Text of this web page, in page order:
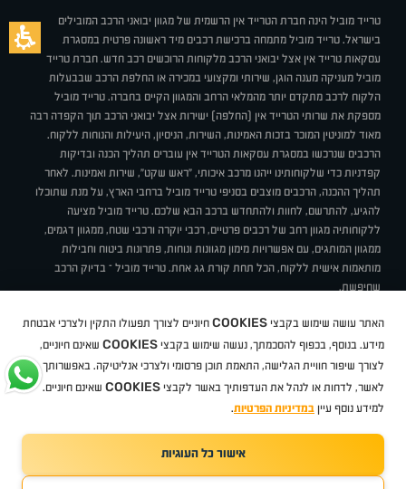
טרייד מוביל הינה חברת הטרייד אין הרשמית של מגוון יבואני הרכב המובילים
בישראל. טרייד מוביל מתמחה ברכישת רכבים מיד ראשונה פרטית במסגרת
עסקאות טרייד אין אצל יבואני הרכב מלקוחות הרוכשים רכב חדש. חברת טרייד
מוביל מעניקה מענה הוגן, שירותי ומקצועי במכירה או החלפת הרכב שבבעלות
הלקוח לרכב מתקדם יותר מהמלאי הרחב והמגוון הקיים בחברה. טרייד מוביל
מספקת את שרותי הטרייד אין (החלפה) ישירות אצל יבואני הרכב תוך הקפדה רבה
מאוד למוניטין המוכר בזכות האמינות, השירות, הניסיון, היעילות והנוחות ללקוח.
הרכבים שנרכשו במסגרת עסקאות הטרייד אין עוברים תהליך הכנה ובדיקות
קפדניות כדי שלקוחותינו ייהנו מרכב איכותי, "ראש שקט", שירות ואמינות. לאחר
תהליך ההכנה, הרכבים מוצבים בסניפי טרייד מוביל ברחבי הארץ, על מנת שתוכלו
להגיע, להתרשם, לחוות ולהתחדש ברכב הבא שלכם. טרייד מוביל מציעה
ללקוחותיה מגוון רחב של רכבים פרטיים, רכבי יוקרה ורכבי שטח, ממגוון דגמים,
ממגוון המותגים, עם אפשרויות מימון מגוונות ונוחות, פתרונות ביטוח וחבילות
מותאמות אישית ללקוח, הכל תחת קורת גג אחת. טרייד מוביל – בדיוק הרכב
שחיפשת.
תקנוןBUY BACKמבצעיםמגזין טרייד מובילאיך זה עובד? דרושים
ניהול העדפות עוגיות
סיטרואן אופלפיג'וMG
Geelyמזדהבי ווי דיצ'רי טסלהניסאןטויוטהדאצ'יהפולקסווגןטסלהג'יפ
ב מ וולקסוסאאודיסקודהיונדאירנושברולט
TradeMobile instagram
TradeMobile youtube
TradeMobile facebook
האתר עושה שימוש בקבצי COOKIES חיוניים לצורך תפעולו התקין ולצרכי אבטחת
מידע. בנוסף, בכפוף להסכמתך, נעשה שימוש בקבצי COOKIES שאינם חיוניים,
לצורך שיפור חוויית הגלישה, התאמת תוכן פרסומי ולצרכי אנליטיקה. באפשרותך
לאשר, לדחות או לנהל את העדפותיך באשר לקבצי COOKIES שאינם חיוניים.
למידע נוסף עיין במדיניות הפרטיות.
אישור כל העוגיות